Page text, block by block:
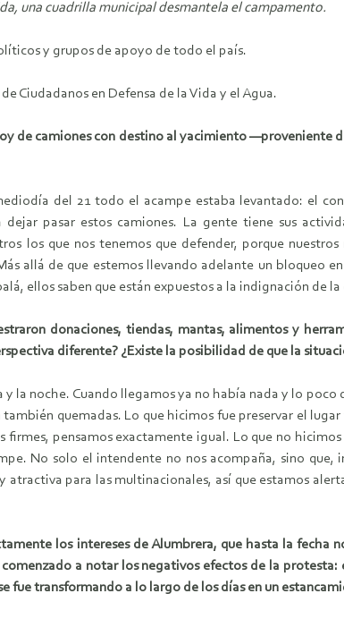
una cuadrilla municipal desmantela el campamento.
y grupos de apoyo de todo el país.
Ciudadanos en Defensa de la Vida y el Agua.
de camiones con destino al yacimiento
del 21 todo el acampe estaba levantado: el
pasar estos camiones. La gente tiene sus
los que nos tenemos que defender, porque
allá de que estemos llevando adelante un bloqueo
ellos saben que están expuestos a la indignación de
donaciones, tiendas, mantas, alimentos y
diferente? ¿Existe la posibilidad de que la
noche. Cuando llegamos ya no había nada y lo poco
quemadas. Lo que hicimos fue preservar el
firmes, pensamos exactamente igual. Lo que no
No solo el intendente no nos acompaña, sino que,
para las multinacionales, así que estamos
los intereses de Alumbrera, que hasta la fecha
a notar los negativos efectos de la
fue transformando a lo largo de los días en un